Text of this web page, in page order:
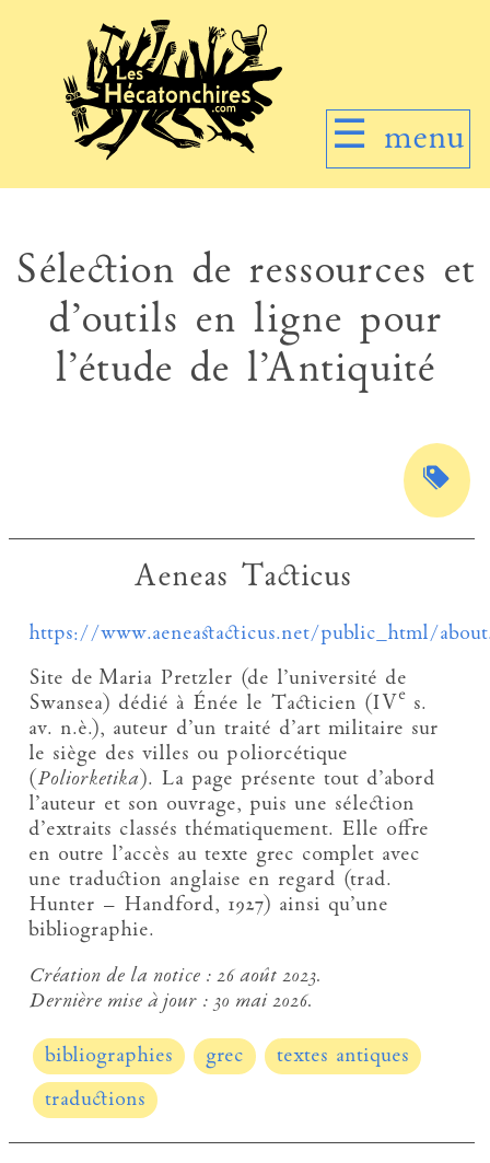
☰ menu
Sélection de ressources et
d’outils en ligne pour
l’étude de l’Antiquité
Aeneas Tacticus
https://www.aeneastacticus.net/public_html/
Site de Maria Pretzler (de l’université de
Swansea) dédié à Énée le Tacticien (IV e s.
av. n.è.), auteur d’un traité d’art militaire sur
le siège des villes ou poliorcétique
(Poliorketika). La page présente tout d’abord
l’auteur et son ouvrage, puis une sélection
d’extraits classés thématiquement. Elle offre
en outre l’accès au texte grec complet avec
une traduction anglaise en regard (trad.
Hunter – Handford, 1927) ainsi qu’une
bibliographie.
Création de la notice :26 août 2023.
Dernière mise à jour : 30 mai 2026.
bibliographies grec
textes antiques
traductions